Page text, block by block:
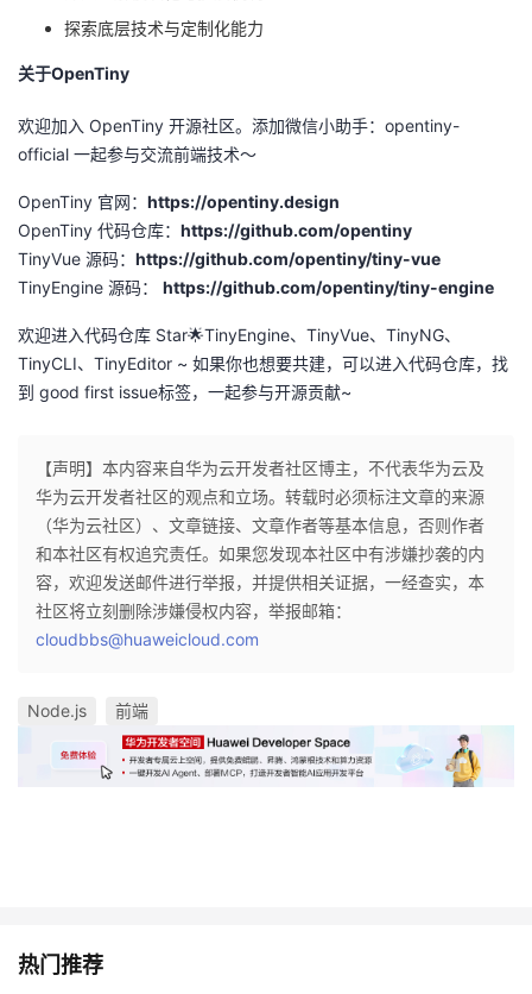
探索底层技术与定制化能力
关于OpenTiny
欢迎加入 OpenTiny 开源社区。添加微信小助手： opentiny-
official 一起参与交流前端技术～
OpenTiny 官网： https://opentiny.design
OpenTiny 代码仓库： https://github.com/opentiny
TinyVue 源码： https://github.com/opentiny/tiny-vue
TinyEngine 源码： https://github.com/opentiny/tiny-engine
欢迎进入代码仓库 Star🌟TinyEngine、 TinyVue、 TinyNG、
TinyCLI、 TinyEditor ~ 如果你也想要共建，可以进入代码仓库，找
到 good first issue标签，一起参与开源贡献~
【声明】本内容来自华为云开发者社区博主，不代表华为云及
华为云开发者社区的观点和立场。转载时必须标注文章的来源
（华为云社区）、文章链接、文章作者等基本信息，否则作者
和本社区有权追究责任。如果您发现本社区中有涉嫌抄袭的内
容，欢迎发送邮件进行举报，并提供相关证据，一经查实，本
社区将立刻删除涉嫌侵权内容，举报邮箱：
cloudbbs@huaweicloud.com
Node.js 前端
热门推荐